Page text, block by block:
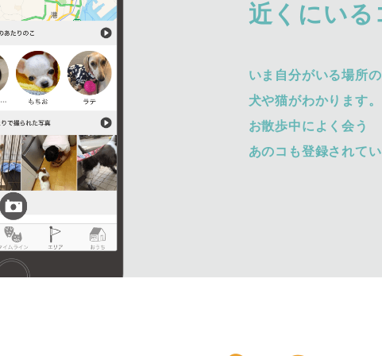
近くにいる
いま自分がいる場所
犬や猫がわかります。
お散歩中によく会う
あのコも登録されて